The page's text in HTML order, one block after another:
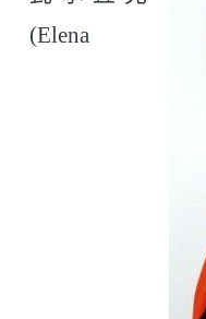
(Elena